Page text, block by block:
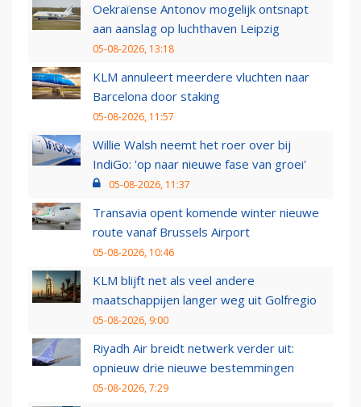
Oekraïense Antonov mogelijk ontsnapt
aan aanslag op luchthaven Leipzig
05-08-2026, 13:18
KLM annuleert meerdere vluchten naar
Barcelona door staking
05-08-2026, 11:57
Willie Walsh neemt het roer over bij
IndiGo: 'op naar nieuwe fase van groei'
05-08-2026, 11:37
Transavia opent komende winter nieuwe
route vanaf Brussels Airport
05-08-2026, 10:46
KLM blijft net als veel andere
maatschappijen langer weg uit Golfregio
05-08-2026, 9:00
Riyadh Air breidt netwerk verder uit:
opnieuw drie nieuwe bestemmingen
05-08-2026, 7:29